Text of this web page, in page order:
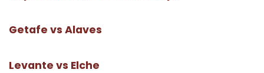
Getafe vs Alaves
Levante vs Elche